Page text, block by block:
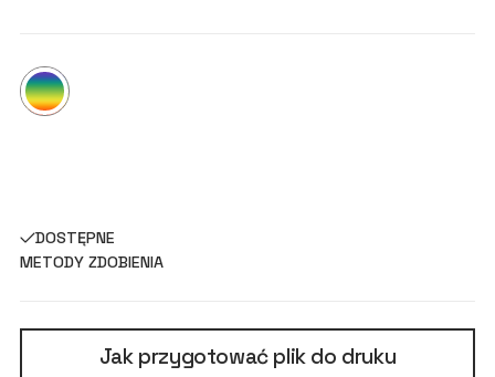
DOSTĘPNE
METODY ZDOBIENIA
Jak przygotować plik do druku